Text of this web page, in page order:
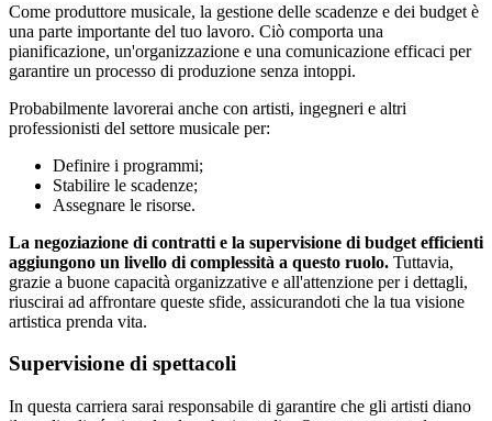
Come produttore musicale, la gestione delle scadenze e dei budget è
una parte importante del tuo lavoro. Ciò comporta una
pianificazione, un'organizzazione e una comunicazione efficaci per
garantire un processo di produzione senza intoppi.
Probabilmente lavorerai anche con artisti, ingegneri e altri
professionisti del settore musicale per:
Definire i programmi;
Stabilire le scadenze;
Assegnare le risorse.
La negoziazione di contratti e la supervisione di budget efficienti
aggiungono un livello di complessità a questo ruolo. Tuttavia,
grazie a buone capacità organizzative e all'attenzione per i dettagli,
riuscirai ad affrontare queste sfide, assicurandoti che la tua visione
artistica prenda vita.
Supervisione di spettacoli
In questa carriera sarai responsabile di garantire che gli artisti diano